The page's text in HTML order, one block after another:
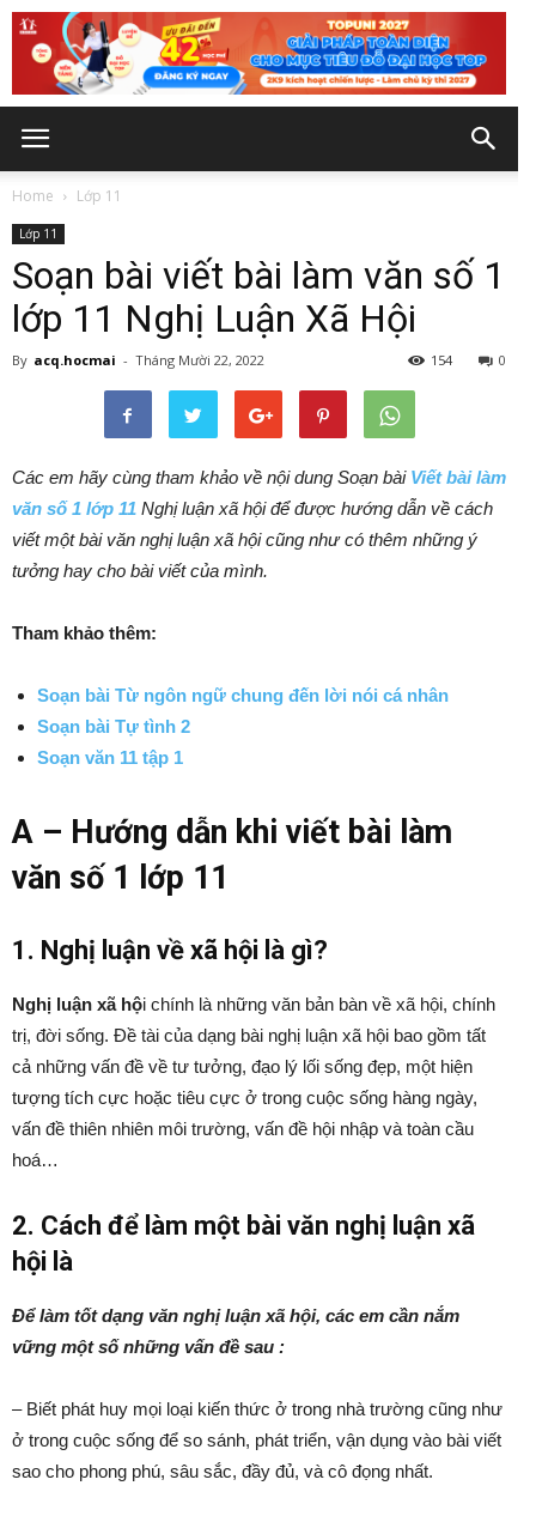
Home Lớp 11
Lớp 11
Soạn bài viết bài làm văn số 1
lớp 11 Nghị Luận Xã Hội
By acq.hocmai - Tháng Mười 22, 2022 0
154
Các em hãy cùng tham khảo về nội dung Soạn bài Viết bài làm
văn số 1 lớp 11 Nghị luận xã hộiđể được hướng dẫn về cách
viết một bài văn nghị luận xã hội cũng như có thêm những ý
tưởng hay cho bài viết của mình.
Tham khảo thêm:
Soạn bài Từ ngôn ngữ chung đến lời nói cá nhân
Soạn bài Tự tình 2
Soạn văn 11 tập 1
A – Hướng dẫn khi viết bài làm
văn số 1 lớp 11
1. Nghị luận về xã hội là gì?
Nghị luận xã hội chính là những văn bản bàn về xã hội, chính
trị, đời sống. Đề tài của dạng bài nghị luận xã hội bao gồm tất
cả những vấn đề về tư tưởng, đạo lý lối sống đẹp, một hiện
tượng tích cực hoặc tiêu cực ở trong cuộc sống hàng ngày,
vấn đề thiên nhiên môi trường, vấn đề hội nhập và toàn cầu
hoá…
2. Cách để làm một bài văn nghị luận xã
hội là
Để làm tốt dạng văn nghị luận xã hội, các em cần nắm
vững một số những vấn đề sau :
– Biết phát huy mọi loại kiến thức ở trong nhà trường cũng như
ở trong cuộc sống để so sánh, phát triển, vận dụng vào bài viết
sao cho phong phú, sâu sắc, đầy đủ, và cô đọng nhất.